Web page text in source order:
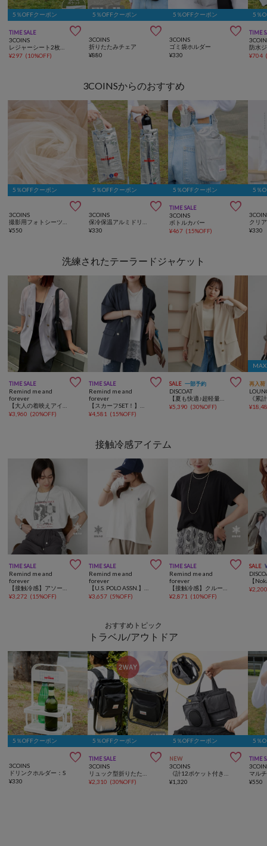
5％OFFクーポン
TIME SALE 
3COINS
¥297 (10%OFF)
5％OFFクーポン

3COINS
折りたたみチェア
¥880
5％OFFクーポン

3COINS
ゴミ袋ホルダー
¥330
5％
TIME
¥704
3COINSからのおすすめ
5％OFFクーポン

3COINS
¥550
5％OFFクーポン

3COINS
¥330
5％OFFクーポン
TIME SALE 
3COINS
ボトルカバー
¥467 (15%OFF)
5％
¥330
洗練されたテーラードジャケット
TIME SALE 
Remind me and
forever
¥3,960 (20%OFF)
TIME SALE 
Remind me and
forever
¥4,581 (15%OFF)
SALE 一部予約 
DISCOAT
【夏も快適♪超軽量◎】ライトテックリネン半袖シャツジャケット
¥5,390 (30%OFF)
再入荷
¥
接触冷感アイテム
TIME SALE 
Remind me and
forever
¥3,272 (15%OFF)
TIME SALE 
Remind me and
forever
¥3,657 (5%OFF)
TIME SALE 
Remind me and
forever
¥2,871 (10%OFF)
SALE
¥
おすすめトピック
トラベル/アウトドア
5％OFFクーポン

3COINS
ドリンクホルダー：S
¥330
5％OFFクーポン
TIME SALE 
3COINS
¥2,310 (30%OFF)
5％OFFクーポン
NEW 
3COINS
¥1,320
5％
TIME
¥550